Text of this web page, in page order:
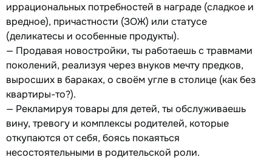
иррациональных потребностей в награде (сладкое и
вредное), причастности (ЗОЖ) или статусе
(деликатесы и особенные продукты).
— Продавая новостройки, ты работаешь с травмами
поколений, реализуя через внуков мечту предков,
выросших в бараках, о своём угле в столице (как без
квартиры-то?).
— Рекламируя товары для детей, ты обслуживаешь
вину, тревогу и комплексы родителей, которые
откупаются от себя, боясь покаяться
несостоятельными в родительской роли.